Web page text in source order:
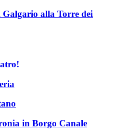
alla Torre dei
in Borgo Canale